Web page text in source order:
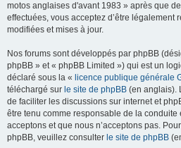
motos anglaises d'avant 1983 » après que
effectuées, vous acceptez d’être légalement
modifiées et mises à jour.
Nos forums sont développés par phpBB
phpBB » et « phpBB Limited ») qui est un
déclaré sous la « licence publique générale
téléchargé sur le site de phpBB (en anglais).
de faciliter les discussions sur internet et
être tenu comme responsable de la conduite
acceptons et que nous n’acceptons pas.
phpBB, veuillez consulter le site de phpBB